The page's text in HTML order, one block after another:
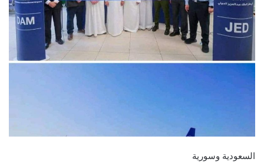
السعودية وسورية